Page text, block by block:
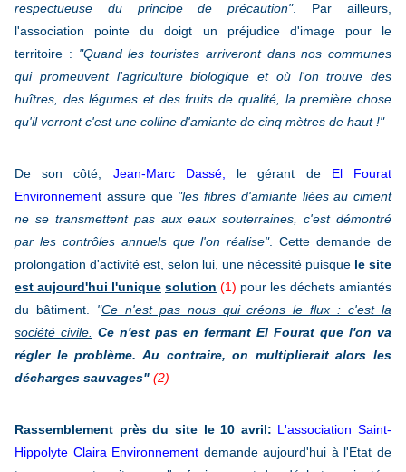
respectueuse du principe de précaution". Par ailleurs,
l'association pointe du doigt un préjudice d'image pour le
territoire : "Quand les touristes arriveront dans nos communes
qui promeuvent l'agriculture biologique et où l'on trouve des
huîtres, des légumes et des fruits de qualité, la première chose
qu'il verront c'est une colline d'amiante de cinq mètres de haut !"
De son côté, Jean-Marc Dassé, le gérant de El Fourat
Environnement assure que "les fibres d'amiante liées au ciment
ne se transmettent pas aux eaux souterraines, c'est démontré
par les contrôles annuels que l'on réalise". Cette demande de
prolongation d'activité est, selon lui, une nécessité puisque le site
est aujourd'hui l'unique solution (1) pour les déchets amiantés
du bâtiment. "Ce n'est pas nous qui créons le flux : c'est la
société civile.
Ce n'est pas en fermant El Fourat que l'on va
régler le problème. Au contraire, on multiplierait alors les
décharges sauvages" (2)
Rassemblement près du site le 10 avril: L'association Saint-
Hippolyte Claira Environnement demande aujourd'hui à l'Etat de